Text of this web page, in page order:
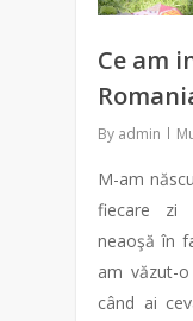
Ce am
By admin
M-am
fiecare zi
neaoşă în
am văzut-
când ai